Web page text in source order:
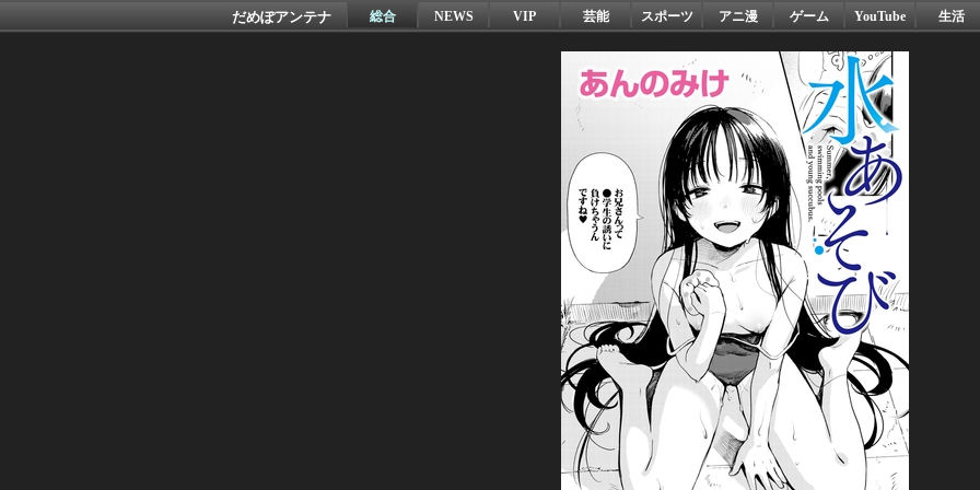
だめぽアンテナ 総合 NEWS VIP 芸能 スポーツ アニ漫 ゲーム YouTube 生活